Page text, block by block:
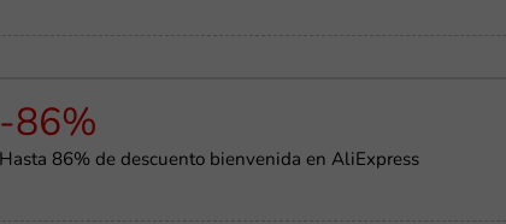
-86%
Hasta 86% de descuento bienvenida en AliExpress